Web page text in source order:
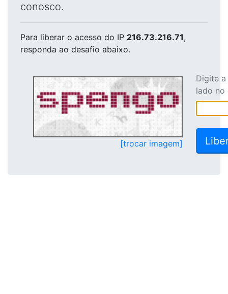
conosco.
Para liberar o acesso do IP 216.73.216.71,
responda ao desafio abaixo.
[trocar imagem]
Digite
lado no